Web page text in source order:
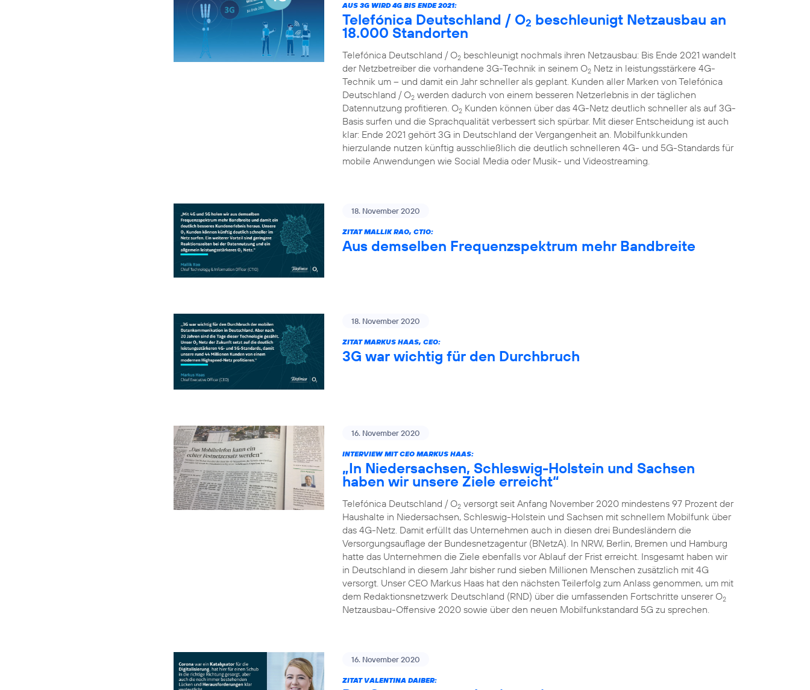
AUS 3G WIRD 4G BIS ENDE 2021:
Telefónica Deutschland / O2 beschleunigt Netzausbau an
18.000 Standorten
Telefónica Deutschland / O2 beschleunigt nochmals ihren Netzausbau: Bis Ende 2021 wandelt
der Netzbetreiber die vorhandene 3G-Technik in seinem O2 Netz in leistungsstärkere 4G-
Technik um – und damit ein Jahr schneller als geplant. Kunden aller Marken von Telefónica
Deutschland / O2 werden dadurch von einem besseren Netzerlebnis in der täglichen
Datennutzung profitieren. O2 Kunden können über das 4G-Netz deutlich schneller als auf 3G-
Basis surfen und die Sprachqualität verbessert sich spürbar. Mit dieser Entscheidung ist auch
klar: Ende 2021 gehört 3G in Deutschland der Vergangenheit an. Mobilfunkkunden
hierzulande nutzen künftig ausschließlich die deutlich schnelleren 4G- und 5G-Standards für
mobile Anwendungen wie Social Media oder Musik- und Videostreaming.
18. November 2020
ZITAT MALLIK RAO, CTIO:
Aus demselben Frequenzspektrum mehr Bandbreite
18. November 2020
ZITAT MARKUS HAAS, CEO:
3G war wichtig für den Durchbruch
16. November 2020
INTERVIEW MIT CEO MARKUS HAAS:
„In Niedersachsen, Schleswig-Holstein und Sachsen
haben wir unsere Ziele erreicht“
Telefónica Deutschland / O2 versorgt seit Anfang November 2020 mindestens 97 Prozent der
Haushalte in Niedersachsen, Schleswig-Holstein und Sachsen mit schnellem Mobilfunk über
das 4G-Netz. Damit erfüllt das Unternehmen auch in diesen drei Bundesländern die
Versorgungsauflage der Bundesnetzagentur (BNetzA). In NRW, Berlin, Bremen und Hamburg
hatte das Unternehmen die Ziele ebenfalls vor Ablauf der Frist erreicht. Insgesamt haben wir
in Deutschland in diesem Jahr bisher rund sieben Millionen Menschen zusätzlich mit 4G
versorgt. Unser CEO Markus Haas hat den nächsten Teilerfolg zum Anlass genommen, um mit
dem Redaktionsnetzwerk Deutschland (RND) über die umfassenden Fortschritte unserer O2
Netzausbau-Offensive 2020 sowie über den neuen Mobilfunkstandard 5G zu sprechen.
16. November 2020
ZITAT VALENTINA DAIBER: